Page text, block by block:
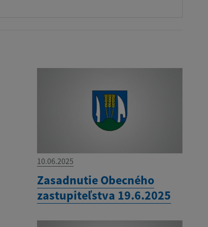
10.06.2025
Zasadnutie Obecného
zastupiteľstva 19.6.2025